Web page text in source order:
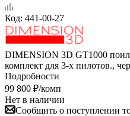
Код: 441-00-27
DIMENSION 3D GT1000
комплект для 3-х пилотов.,
Подробности
99 800 ₽/комп
Нет в наличии
Сообщить о поступлении